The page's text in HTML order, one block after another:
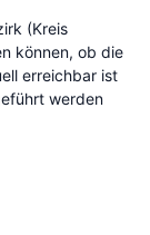
(Kreis
können, ob die
erreichbar ist
werden